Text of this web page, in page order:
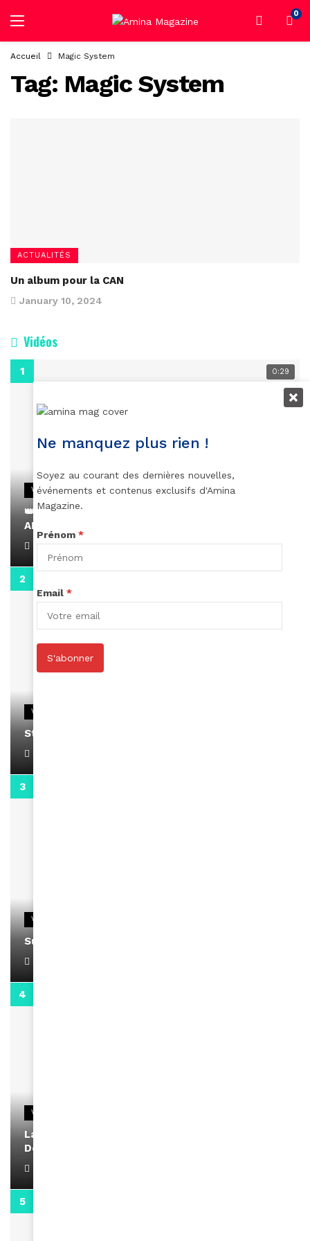
0
Accueil Magic System
Tag: Magic System
ACTUALITÉS
Un album pour la CAN
January 10, 2024
Vidéos
0:29
VIDEOS
👑 Remerciements à Ayden pour son message sur
AMINA, le Magazine de la Femme
April 1, 2022
VIDEOS
Stacy passe un message
VIDEOS
Support Black Business Wee-kend
VIDEOS
La rubrique santé speciale coronavirus du
Docteur Makanda
Ne manquez plus rien !
Soyez au courant des dernières nouvelles,
événements et contenus exclusifs d'Amina
Magazine.
Prénom *
Email *
S'abonner